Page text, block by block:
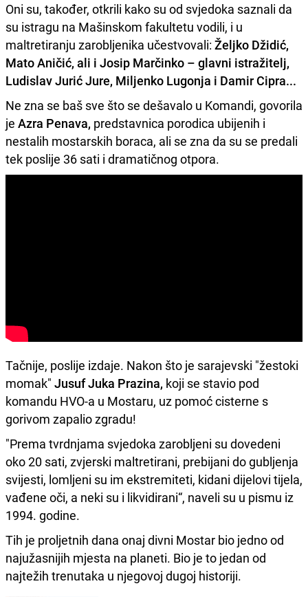
Oni su, također, otkrili kako su od svjedoka saznali da
su istragu na Mašinskom fakultetu vodili, i u
maltretiranju zarobljenika učestvovali: Željko Džidić,
Mato Aničić, ali i Josip Marčinko – glavni istražitelj,
Ludislav Jurić Jure, Miljenko Lugonja i Damir Cipra...
Ne zna se baš sve što se dešavalo u Komandi, govorila
je Azra Penava, predstavnica porodica ubijenih i
nestalih mostarskih boraca, ali se zna da su se predali
tek poslije 36 sati i dramatičnog otpora.
Tačnije, poslije izdaje. Nakon što je sarajevski "žestoki
momak" Jusuf Juka Prazina, koji se stavio pod
komandu HVO-a u Mostaru, uz pomoć cisterne s
gorivom zapalio zgradu!
"Prema tvrdnjama svjedoka zarobljeni su dovedeni
oko 20 sati, zvjerski maltretirani, prebijani do gubljenja
svijesti, lomljeni su im ekstremiteti, kidani dijelovi tijela,
vađene oči, a neki su i likvidirani“, naveli su u pismu iz
1994. godine.
Tih je proljetnih dana onaj divni Mostar bio jedno od
najužasnijih mjesta na planeti. Bio je to jedan od
najtežih trenutaka u njegovoj dugoj historiji.